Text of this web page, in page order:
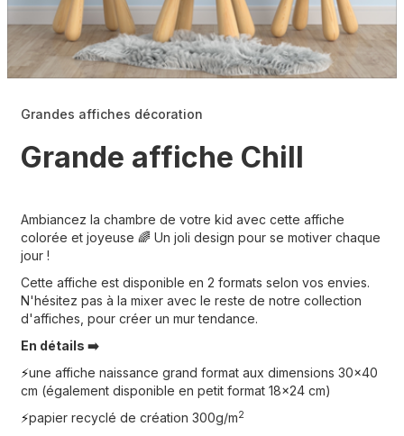
Grandes affiches décoration
Grande affiche Chill
Ambiancez la chambre de votre kid avec cette affiche
colorée et joyeuse 🌈 Un joli design pour se motiver chaque
jour !
Cette affiche est disponible en 2 formats selon vos envies.
N'hésitez pas à la mixer avec le reste de notre collection
d'affiches, pour créer un mur tendance.
En détails ➡️
⚡️une affiche naissance grand format aux dimensions 30x40
cm (également disponible en petit format 18x24 cm)
⚡️papier recyclé de création 300g/m2